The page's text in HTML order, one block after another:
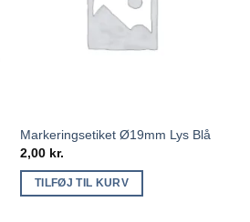
Markeringsetiket Ø19mm Lys Blå
2,00 kr.
TILFØJ TIL KURV